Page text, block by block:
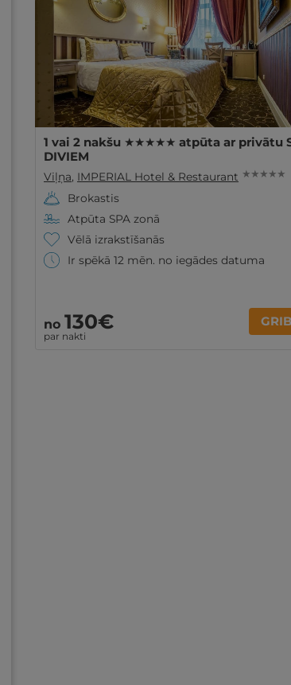
1 vai 2 nakšu ★★★★★ atpūta ar privātu
DIVIEM
Viļņa, IMPERIAL Hotel & Restaurant ★ ★ ★ ★ ★
Brokastis
Atpūta SPA zonā
Vēlā izrakstīšanās
Ir spēkā 12 mēn. no iegādes datuma
no 130€
par nakti